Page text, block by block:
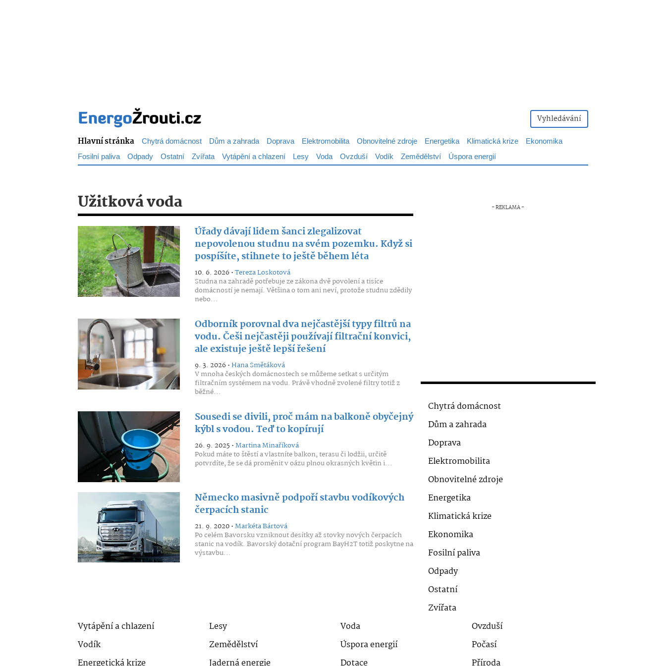
Vyhledávání
Hlavní stránka Chytrá domácnost Dům a zahrada Doprava Elektromobilita Obnovitelné zdroje Energetika Klimatická krize
Ekonomika
Fosilní paliva Odpady Ostatní Zvířata Vytápění a chlazení Lesy Voda Ovzduší Vodík Zemědělství Úspora energií
Užitková voda
Úřady dávají lidem šanci zlegalizovat
nepovolenou studnu na svém pozemku. Když si
pospíšíte, stihnete to ještě během léta
10. 6. 2026 •Tereza Loskotová
Studna na zahradě potřebuje ze zákona dvě povolení a tisíce
domácností je nemají. Většina o tom ani neví, protože studnu zdědily
nebo...
Odborník porovnal dva nejčastější typy filtrů na
vodu. Češi nejčastěji používají filtrační konvici,
ale existuje ještě lepší řešení
9. 3. 2026 •Hana Smětáková
V mnoha českých domácnostech se můžeme setkat s určitým
filtračním systémem na vodu. Právě vhodně zvolené filtry totiž z
běžné...
Sousedi se divili, proč mám na balkoně obyčejný
kýbl s vodou. Teď to kopírují
26. 9. 2025 •Martina Minaříková
Pokud máte to štěstí a vlastníte balkon, terasu či lodžii, určitě
potvrdíte, že se dá proměnit v oázu plnou okrasných květin i...
Německo masivně podpoří stavbu vodíkových
čerpacích stanic
21. 9. 2020 •Markéta Bártová
Po celém Bavorsku vzniknout desítky až stovky nových čerpacích
stanic na vodík. Bavorský dotační program BayH2T totiž poskytne na
výstavbu...
Chytrá domácnost
Dům a zahrada
Doprava
Elektromobilita
Obnovitelné zdroje
Energetika
Klimatická krize
Ekonomika
Fosilní paliva
Odpady
Ostatní
Zvířata
Vytápění a chlazení
Lesy Voda
Ovzduší
Vodík
Zemědělství Úspora energií
Počasí
Energetická krize
Jaderná energie Dotace Příroda